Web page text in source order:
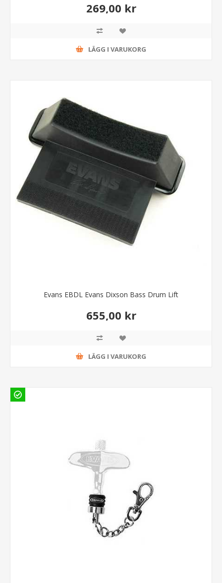
269,00 kr
LÄGG I VARUKORG
Evans EBDL Evans Dixson Bass Drum Lift
655,00 kr
LÄGG I VARUKORG